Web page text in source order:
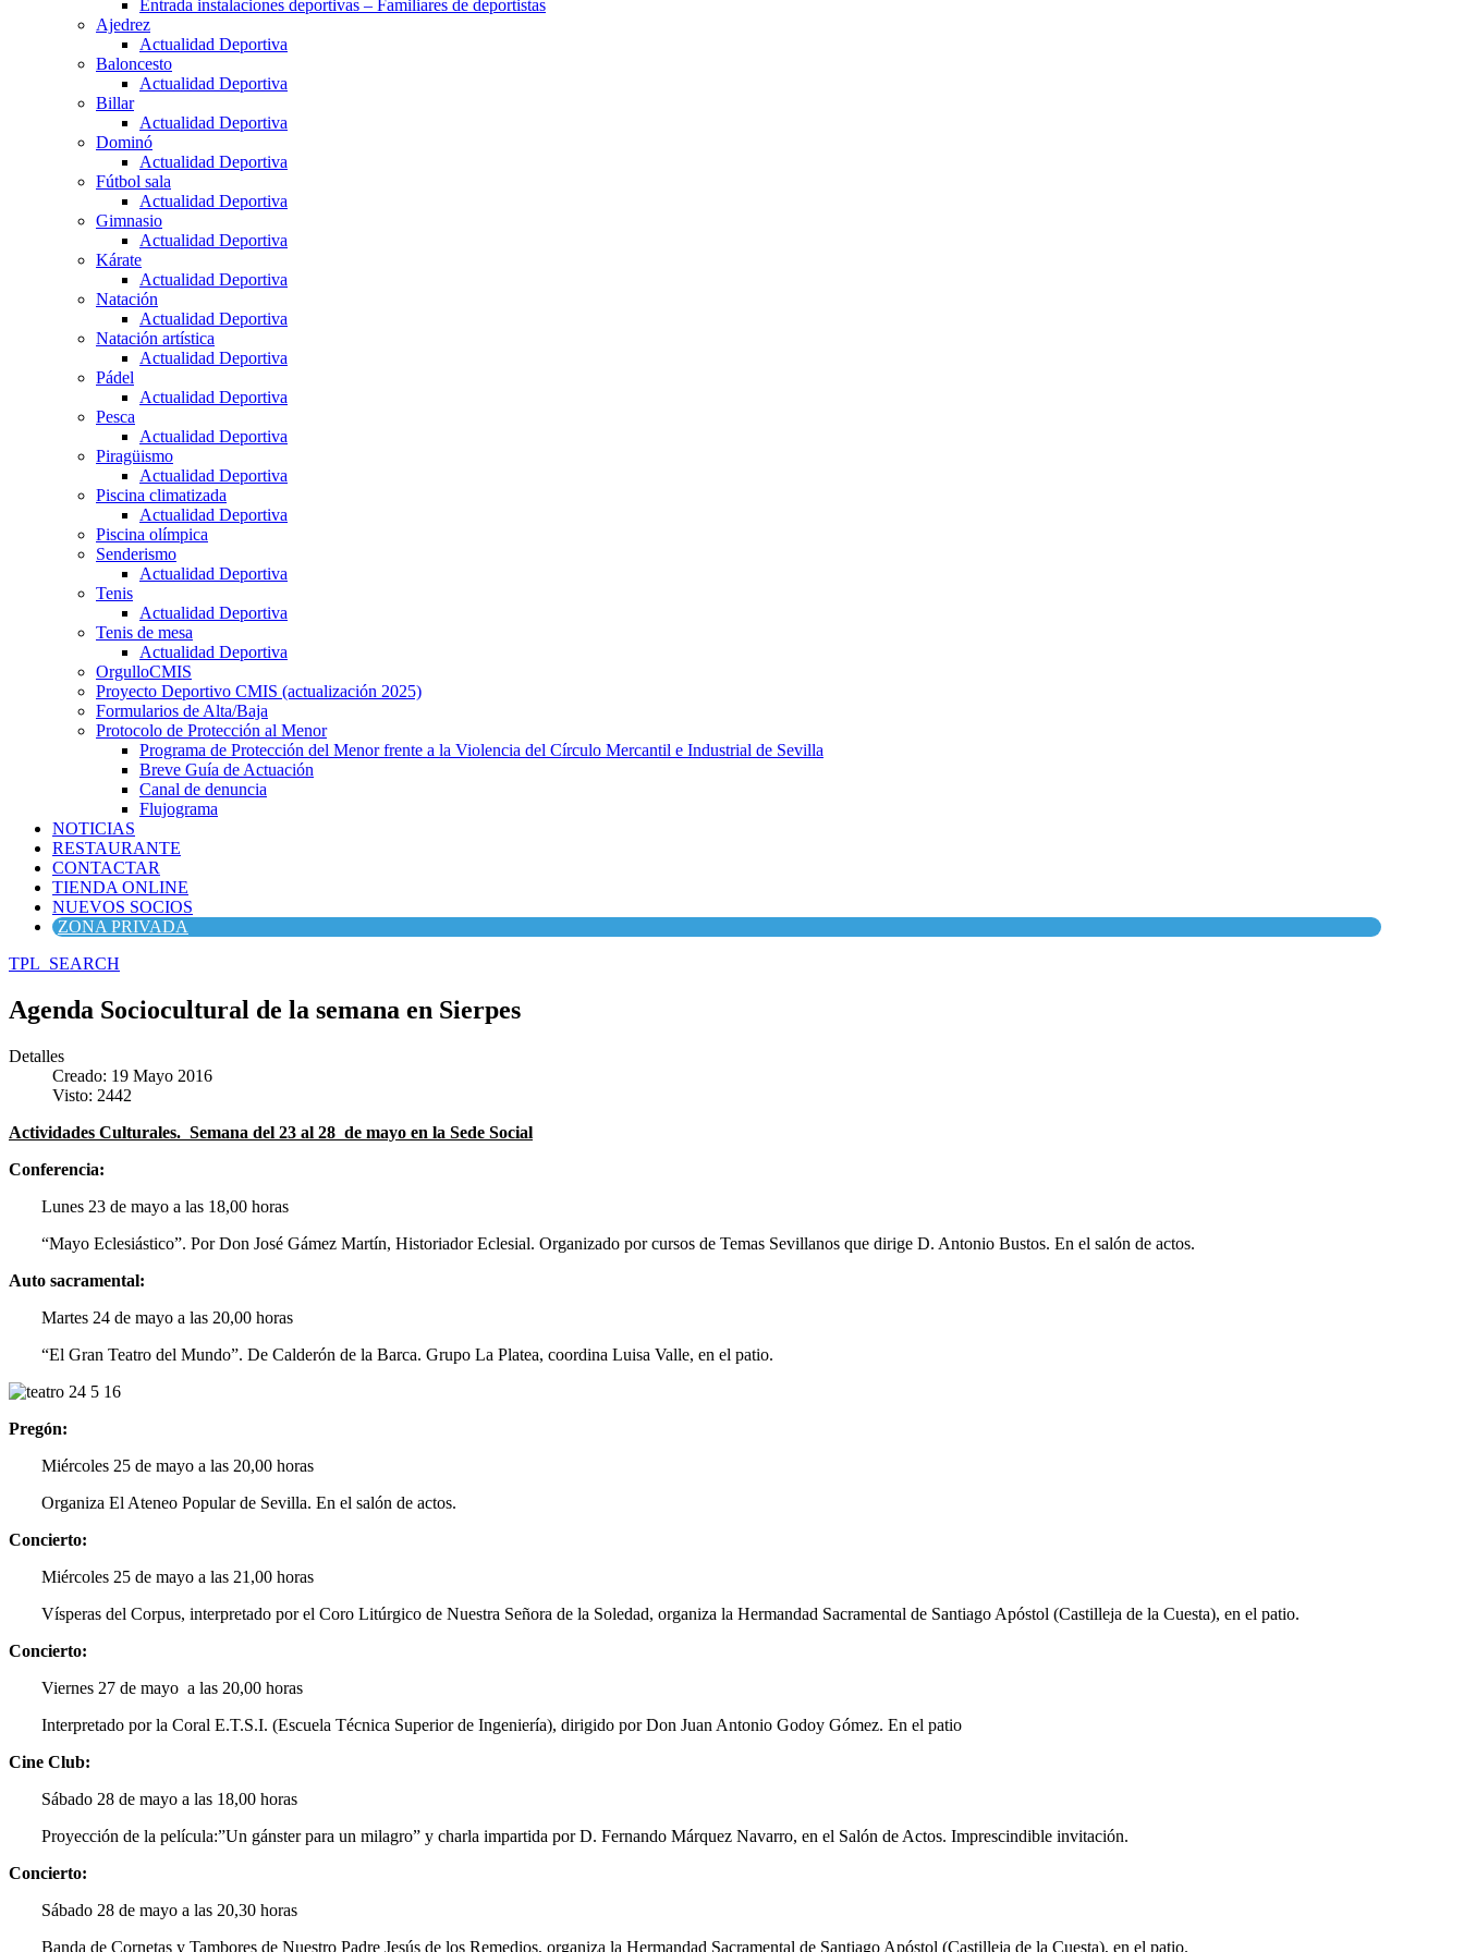
Entrada instalaciones deportivas – Familiares de deportistas
Ajedrez
Actualidad Deportiva
Baloncesto
Actualidad Deportiva
Billar
Actualidad Deportiva
Dominó
Actualidad Deportiva
Fútbol sala
Actualidad Deportiva
Gimnasio
Actualidad Deportiva
Kárate
Actualidad Deportiva
Natación
Actualidad Deportiva
Natación artística
Actualidad Deportiva
Pádel
Actualidad Deportiva
Pesca
Actualidad Deportiva
Piragüismo
Actualidad Deportiva
Piscina climatizada
Actualidad Deportiva
Piscina olímpica
Senderismo
Actualidad Deportiva
Tenis
Actualidad Deportiva
Tenis de mesa
Actualidad Deportiva
OrgulloCMIS
Proyecto Deportivo CMIS (actualización 2025)
Formularios de Alta/Baja
Protocolo de Protección al Menor
Programa de Protección del Menor frente a la Violencia del Círculo Mercantil e Industrial de Sevilla
Breve Guía de Actuación
Canal de denuncia
Flujograma
NOTICIAS
RESTAURANTE
CONTACTAR
TIENDA ONLINE
NUEVOS SOCIOS
ZONA PRIVADA
TPL_SEARCH
Agenda Sociocultural de la semana en Sierpes
Detalles
Creado: 19 Mayo 2016
Visto: 2442
Actividades Culturales. Semana del 23 al 28 de mayo en la Sede Social
Conferencia:
Lunes 23 de mayo a las 18,00 horas
“Mayo Eclesiástico”. Por Don José Gámez Martín, Historiador Eclesial. Organizado por cursos de Temas Sevillanos que dirige D. Antonio Bustos. En el salón de actos.
Auto sacramental:
Martes 24 de mayo a las 20,00 horas
“El Gran Teatro del Mundo”. De Calderón de la Barca. Grupo La Platea, coordina Luisa Valle, en el patio.
Pregón:
Miércoles 25 de mayo a las 20,00 horas
Organiza El Ateneo Popular de Sevilla. En el salón de actos.
Concierto:
Miércoles 25 de mayo a las 21,00 horas
Vísperas del Corpus, interpretado por el Coro Litúrgico de Nuestra Señora de la Soledad, organiza la Hermandad Sacramental de Santiago Apóstol (Castilleja de la Cuesta), en el patio.
Concierto:
Viernes 27 de mayo a las 20,00 horas
Interpretado por la Coral E.T.S.I. (Escuela Técnica Superior de Ingeniería), dirigido por Don Juan Antonio Godoy Gómez. En el patio
Cine Club:
Sábado 28 de mayo a las 18,00 horas
Proyección de la película:”Un gánster para un milagro” y charla impartida por D. Fernando Márquez Navarro, en el Salón de Actos. Imprescindible invitación.
Concierto:
Sábado 28 de mayo a las 20,30 horas
Banda de Cornetas y Tambores de Nuestro Padre Jesús de los Remedios, organiza la Hermandad Sacramental de Santiago Apóstol (Castilleja de la Cuesta), en el patio.